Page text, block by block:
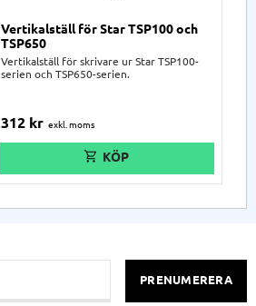
Vertikalställ för Star TSP100 och
TSP650
Vertikalställ för skrivare ur Star TSP100-
serien och TSP650-serien.
312 kr
PRENUMERERA